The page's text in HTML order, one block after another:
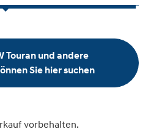
Touran und andere
Sie hier suchen
vorbehalten.